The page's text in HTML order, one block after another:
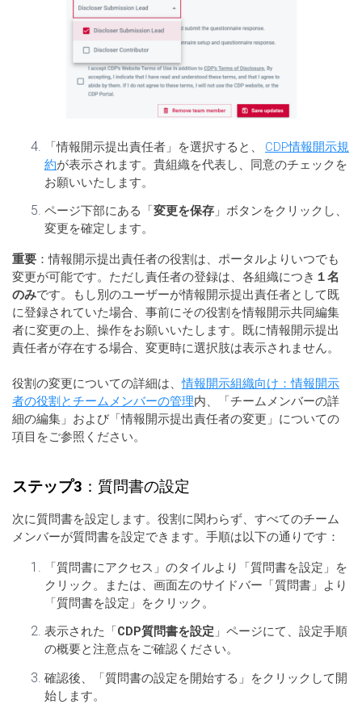
「情報開示提出責任者」を選択すると、
CDP情報開示規
約が表示されます。貴組織を代表し、同意のチェックを
お願いいたします。
ページ下部にある「 変更を保存 」ボタンをクリックし、
変更を確定します。
重要 ：情報開示提出責任者の役割は、ポータルよりいつでも
変更が可能です。ただし責任者の登録は、各組織につき １名
のみです。もし別のユーザーが情報開示提出責任者として既
に登録されていた場合、事前にその役割を情報開示共同編集
者に変更の上、操作をお願いいたします。既に情報開示提出
責任者が存在する場合、変更時に選択肢は表示されません。
役割の変更についての詳細は、情報開示組織向け：情報開示
者の役割とチームメンバーの管理内、「チームメンバーの詳
細の編集」および「情報開示提出責任者の変更」についての
項目をご参照ください。
ステップ3 ：質問書の設定
次に質問書を設定します。役割に関わらず、すべてのチーム
メンバーが質問書を設定できます。手順は以下の通りです：
「質問書にアクセス」のタイルより「質問書を設定」を
クリック。または、画面左のサイドバー「質問書」より
「質問書を設定」をクリック。
表示された「CDP質問書を設定 」ページにて、設定手順
の概要と注意点をご確認ください。
確認後、「質問書の設定を開始する」をクリックして開
始します。